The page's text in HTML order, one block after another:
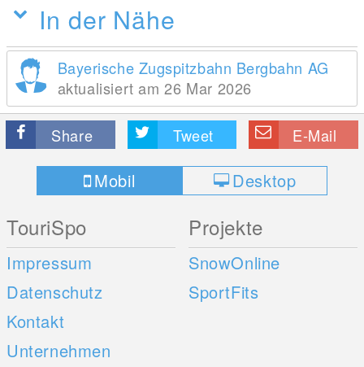
In der Nähe
Bayerische Zugspitzbahn Bergbahn AG
aktualisiert am 26 Mar 2026
Share Tweet E-Mail
Mobil Desktop
TouriSpo
Impressum
Datenschutz
Kontakt
Unternehmen
Projekte
SnowOnline
SportFits